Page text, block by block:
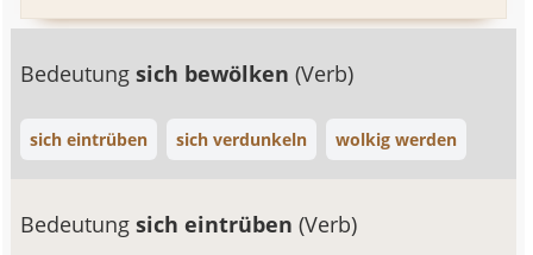
Bedeutungsich bewölken(Verb)
sich eintrüben sich verdunkeln wolkig werden
Bedeutungsich eintrüben(Verb)